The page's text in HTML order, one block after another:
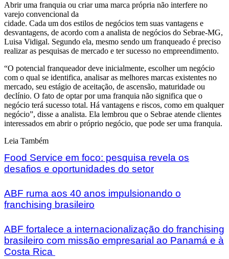
Abrir uma franquia ou criar uma marca própria não interfere no
varejo convencional da
cidade. Cada um dos estilos de negócios tem suas vantagens e
desvantagens, de acordo com a analista de negócios do Sebrae-MG,
Luisa Vidigal. Segundo ela, mesmo sendo um franqueado é preciso
realizar as pesquisas de mercado e ter sucesso no empreendimento.
“O potencial franqueador deve inicialmente, escolher um negócio
com o qual se identifica, analisar as melhores marcas existentes no
mercado, seu estágio de aceitação, de ascensão, maturidade ou
declínio. O fato de optar por uma franquia não significa que o
negócio terá sucesso total. Há vantagens e riscos, como em qualquer
negócio”, disse a analista. Ela lembrou que o Sebrae atende clientes
interessados em abrir o próprio negócio, que pode ser uma franquia.
Leia Também
Food Service em foco: pesquisa revela os
desafios e oportunidades do setor
ABF ruma aos 40 anos impulsionando o
franchising brasileiro
ABF fortalece a internacionalização do franchising
brasileiro com missão empresarial ao Panamá e à
Costa Rica